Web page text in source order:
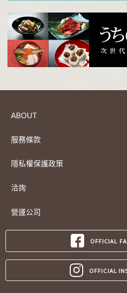
ABOUT
服務條款
隱私權保護政策
洽詢
營運公司
OFFICIAL
OFFICIAL